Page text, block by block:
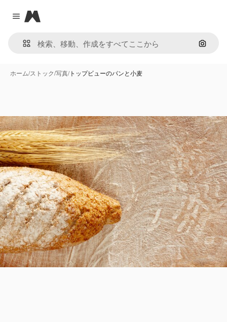
Close menu
Magnific
画像で
ホーム/ストック/写真/トップビューのパンと小麦